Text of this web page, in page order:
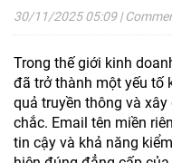
30/11/202505:09|
Trong thế giới kinh
đã trở thành một yếu tố
quả truyền thông và
chắc. Email tên miền
tin cậy và khả năng